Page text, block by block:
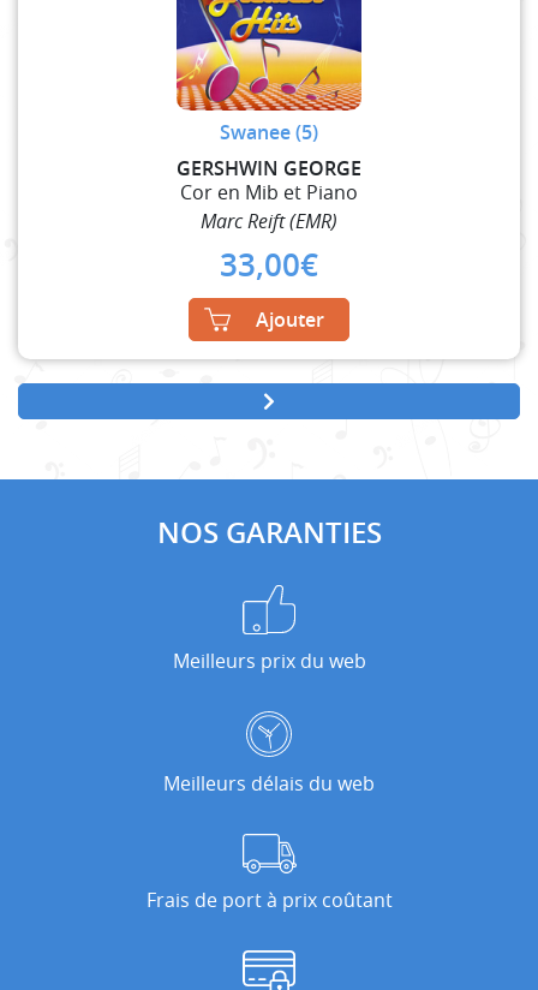
Swanee (5)
GERSHWIN GEORGE
Cor en Mib et Piano
Marc Reift (EMR)
33,00€
Ajouter
NOS GARANTIES
Meilleurs prix du web
Meilleurs délais du web
Frais de port à prix coûtant